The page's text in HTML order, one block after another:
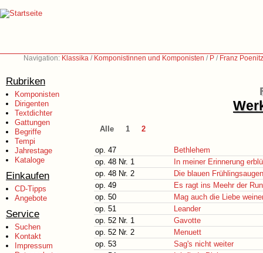
Navigation: Klassika / Komponistinnen und Komponisten / P / Franz
Rubriken
Komponisten
Dirigenten
Textdichter
Gattungen
Begriffe
Tempi
Jahrestage
Kataloge
Einkaufen
CD-Tipps
Angebote
Service
Suchen
Kontakt
Impressum
Alle 1 2
op. 47
Bethlehem
op. 48 Nr. 1
In meiner Erinnerung
op. 48 Nr. 2
Die blauen Frühlingsaugen
op. 49
Es ragt ins Meehr der
op. 50
Mag auch die Liebe
op. 51
Leander
op. 52 Nr. 1
Gavotte
op. 52 Nr. 2
Menuett
op. 53
Sag's nicht weiter